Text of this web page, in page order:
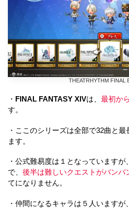
THEATRHYTHM FINAL
・ FINAL FANTASY XIVは、 最初か
す。
・ここのシリーズは全部で32曲と
ます。
・公式難易度は１となっていますが、
で、 後半は難しいクエストがバンバ
てになりません。
・仲間になるキャラは５人います